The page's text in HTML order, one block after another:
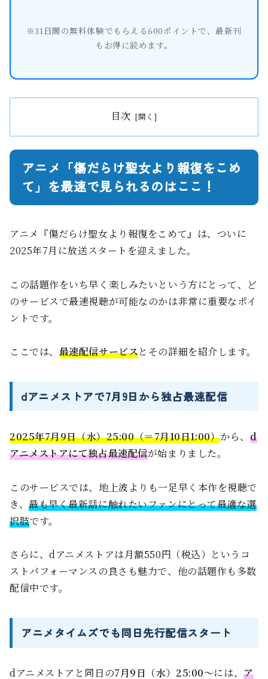
※31日間の無料体験でもらえる600ポイントで、最新刊
もお得に読めます。
目次
アニメ「傷だらけ聖女より報復をこめ
て」を最速で見られるのはここ！
アニメ『傷だらけ聖女より報復をこめて』は、ついに
2025年7月に放送スタートを迎えました。
この話題作をいち早く楽しみたいという方にとって、ど
のサービスで最速視聴が可能なのかは非常に重要なポイ
ントです。
ここでは、 最速配信サービスとその詳細を紹介します。
dアニメストアで7月9日から独占最速配信
2025年7月9日（水）25:00（＝7月10日1:00）から、 d
アニメストアにて独占最速配信が始まりました。
このサービスでは、地上波よりも一足早く本作を視聴で
き、最も早く最新話に触れたいファンにとって最適な選
択肢です。
さらに、dアニメストアは月額550円（税込）というコ
ストパフォーマンスの良さも魅力で、他の話題作も多数
配信中です。
アニメタイムズでも同日先行配信スタート
dアニメストアと同日の7月9日（水）25:00〜には、ア